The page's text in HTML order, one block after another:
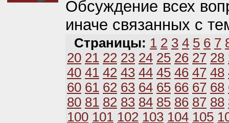
Обсуждение всех
иначе связанных с
Страницы: 1 2 3 4 5 6 7
20 21 22 23 24 25 26 27 28
40 41 42 43 44 45 46 47 48
60 61 62 63 64 65 66 67 68
80 81 82 83 84 85 86 87 88
100 101 102 103 104 105